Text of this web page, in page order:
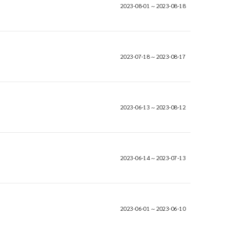
2023-08-01 ~ 2023-08-18
2023-07-18 ~ 2023-08-17
2023-06-13 ~ 2023-08-12
2023-06-14 ~ 2023-07-13
2023-06-01 ~ 2023-06-10